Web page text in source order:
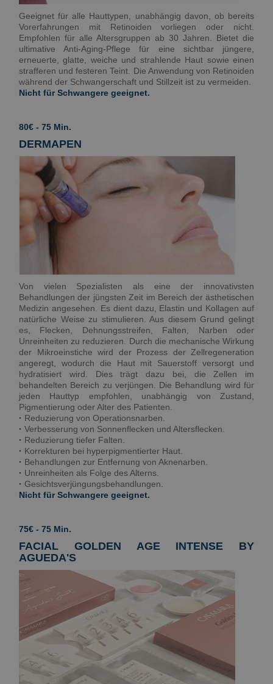
Geeignet für alle Hauttypen, unabhängig davon, ob bereits
Vorerfahrungen mit Retinoiden vorliegen oder nicht.
Empfohlen für alle Altersgruppen ab 30 Jahren. Bietet die
ultimative Anti-Aging-Pflege für eine sichtbar jüngere,
erneuerte, glatte, weiche und strahlende Haut sowie einen
strafferen und festeren Teint. Die Anwendung von Retinoiden
während der Schwangerschaft und Stillzeit ist zu vermeiden.
Nicht für Schwangere geeignet.
80€ - 75 Min.
DERMAPEN
Von vielen Spezialisten als eine der innovativsten
Behandlungen der jüngsten Zeit im Bereich der ästhetischen
Medizin angesehen. Es dient dazu, Elastin und Kollagen auf
natürliche Weise zu stimulieren. Aus diesem Grund gelingt
es, Flecken, Dehnungsstreifen, Falten, Narben oder
Unreinheiten zu reduzieren. Durch die mechanische Wirkung
der Mikroeinstiche wird der Prozess der Zellregeneration
angeregt, wodurch die Haut mit Sauerstoff versorgt und
hydratisiert wird. Dies trägt dazu bei, die Zellen im
behandelten Bereich zu verjüngen. Die Behandlung wird für
jeden Hauttyp empfohlen, unabhängig von Zustand,
Pigmentierung oder Alter des Patienten.
· Reduzierung von Operationsnarben.
· Verbesserung von Sonnenflecken und Altersflecken.
· Reduzierung tiefer Falten.
· Korrekturen bei hyperpigmentierter Haut.
· Behandlungen zur Entfernung von Aknenarben.
· Unreinheiten als Folge des Alterns.
· Gesichtsverjüngungsbehandlungen.
Nicht für Schwangere geeignet.
75€ - 75 Min.
FACIAL GOLDEN AGE INTENSE BY
AGUEDA'S